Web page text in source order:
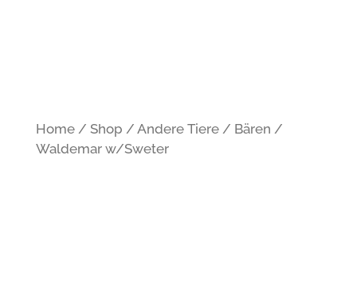
Home/ Shop / Andere Tiere/ Bären /
Waldemar w/Sweter